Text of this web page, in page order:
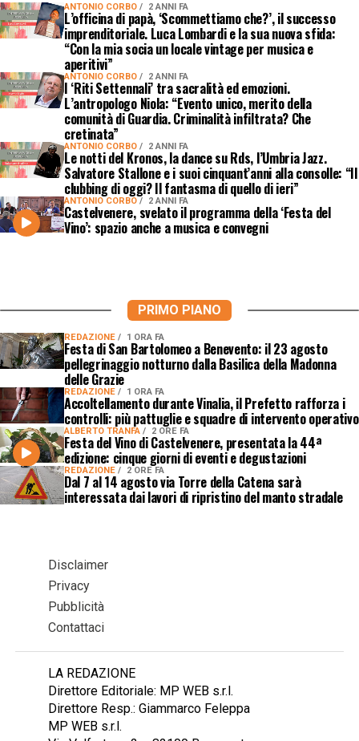
ANTONIO CORBO 2 ANNI FA
L’officina di papà, ‘Scommettiamo che?’, il successo
imprenditoriale. Luca Lombardi e la sua nuova sfida:
“Con la mia socia un locale vintage per musica e
aperitivi”
ANTONIO CORBO 2 ANNI FA
I ‘Riti Settennali’ tra sacralità ed emozioni.
L’antropologo Niola: “Evento unico, merito della
comunità di Guardia. Criminalità infiltrata? Che
cretinata”
ANTONIO CORBO 2 ANNI FA
Le notti del Kronos, la dance su Rds, l’Umbria Jazz.
Salvatore Stallone e i suoi cinquant’anni alla consolle: “Il
clubbing di oggi? Il fantasma di quello di ieri”
ANTONIO CORBO 2 ANNI FA
Castelvenere, svelato il programma della ‘Festa del
Vino’: spazio anche a musica e convegni
PRIMO PIANO
REDAZIONE 1 ORA FA
Festa di San Bartolomeo a Benevento: il 23 agosto
pellegrinaggio notturno dalla Basilica della Madonna
delle Grazie
REDAZIONE 1 ORA FA
Accoltellamento durante Vinalia, il Prefetto rafforza i
controlli: più pattuglie e squadre di intervento operativo
ALBERTO TRANFA 2 ORE FA
Festa del Vino di Castelvenere, presentata la 44ª
edizione: cinque giorni di eventi e degustazioni
REDAZIONE 2 ORE FA
Dal 7 al 14 agosto via Torre della Catena sarà
interessata dai lavori di ripristino del manto stradale
Disclaimer
Privacy
Pubblicità
Contattaci
LA REDAZIONE
Direttore Editoriale: MP WEB s.r.l.
Direttore Resp.: Giammarco Feleppa
MP WEB s.r.l.